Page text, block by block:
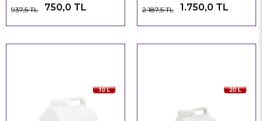
750,0 TL
937,5 TL 1.750,0 TL
2.187,5 TL